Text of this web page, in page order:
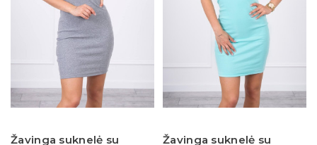
Žavinga suknelė su
Žavinga suknelė su